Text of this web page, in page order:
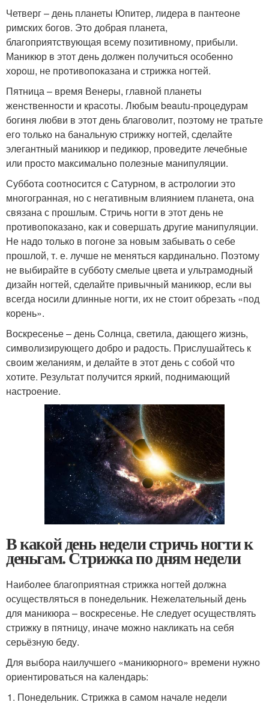
Четверг – день планеты Юпитер, лидера в пантеоне
римских богов. Это добрая планета,
благоприятствующая всему позитивному, прибыли.
Маникюр в этот день должен получиться особенно
хорош, не противопоказана и стрижка ногтей.
Пятница – время Венеры, главной планеты
женственности и красоты. Любым beautu-процедурам
богиня любви в этот день благоволит, поэтому не тратьте
его только на банальную стрижку ногтей, сделайте
элегантный маникюр и педикюр, проведите лечебные
или просто максимально полезные манипуляции.
Суббота соотносится с Сатурном, в астрологии это
многогранная, но с негативным влиянием планета, она
связана с прошлым. Стричь ногти в этот день не
противопоказано, как и совершать другие манипуляции.
Не надо только в погоне за новым забывать о себе
прошлой, т. е. лучше не меняться кардинально. Поэтому
не выбирайте в субботу смелые цвета и ультрамодный
дизайн ногтей, сделайте привычный маникюр, если вы
всегда носили длинные ногти, их не стоит обрезать «под
корень».
Воскресенье – день Солнца, светила, дающего жизнь,
символизирующего добро и радость. Прислушайтесь к
своим желаниям, и делайте в этот день с собой что
хотите. Результат получится яркий, поднимающий
настроение.
В какой день недели стричь ногти к
деньгам. Стрижка по дням недели
Наиболее благоприятная стрижка ногтей должна
осуществляться в понедельник. Нежелательный день
для маникюра – воскресенье. Не следует осуществлять
стрижку в пятницу, иначе можно накликать на себя
серьёзную беду.
Для выбора наилучшего «маникюрного» времени нужно
ориентироваться на календарь:
Понедельник. Стрижка в самом начале недели